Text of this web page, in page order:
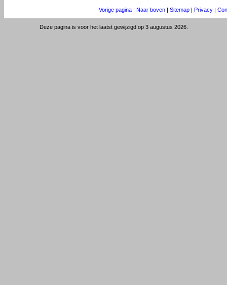
Vorige pagina | Naar boven | Sitemap | Privacy |
Deze pagina is voor het laatst gewijzigd op 3 augustus 2026.